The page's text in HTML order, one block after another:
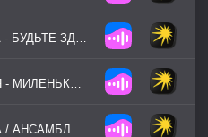
МАРИНА ДЕВЯТОВА - БУДЬТЕ ЗДОРОВЫ
ЖАННА БИЧЕВСКАЯ - МИЛЕНЬКИЙ ТЫ МОЙ
НАДЕЖДА БАБКИНА / АНСАМБЛЬ РУССКАЯ ПЕСНЯ - ПРОЛЕГАЛА ПУТЬ ДОРОЖКА